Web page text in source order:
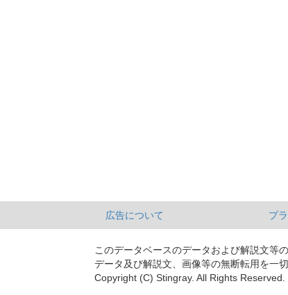
広告について プ
このデータベースのデータおよび解説文等
データ及び解説文、画像等の無断転用を一切
Copyright (C) Stingray. All Rights Reserved.